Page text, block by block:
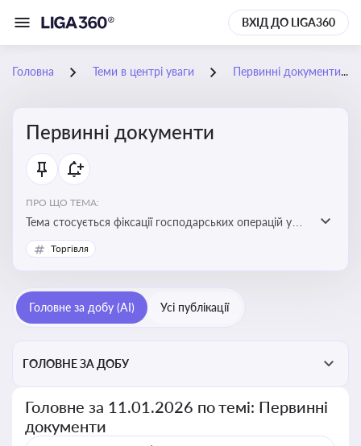
ВХІД ДО LIGA360
Головна Теми в центрі уваги Первинні документи
Первинні документи
ПРО ЩО ТЕМА:
Тема стосується фіксації господарських операцій у
бухгалтерському обліку та є основою для
податкового обліку
Торгівля
Головне за добу (AI) Усі публікації
ГОЛОВНЕ ЗА ДОБУ
Головне за 11.01.2026 по темі: Первинні
документи